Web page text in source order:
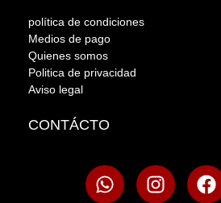
política de condiciones
Medios de pago
Quienes somos
Politica de privacidad
Aviso legal
CONTÁCTO